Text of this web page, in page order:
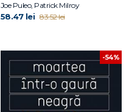
Joe Puleo, Patrick Milroy
58.47 lei 83.52 lei
-54%